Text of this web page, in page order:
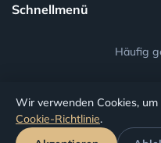
Schnellmenü
Häufig
Allgemeine
Wir verwenden Cookies,
Cookie-Richtlinie.